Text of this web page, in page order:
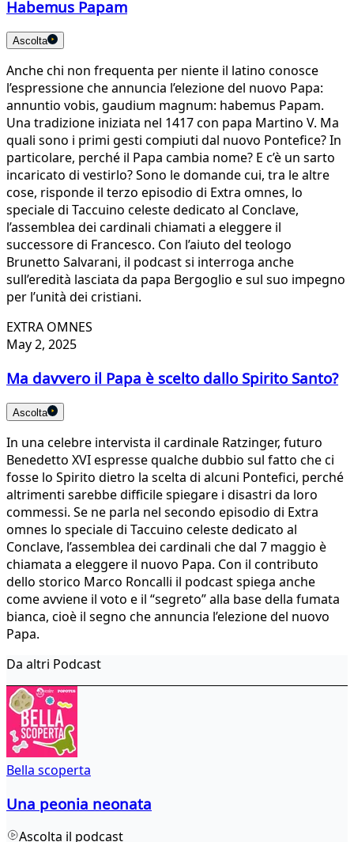
Habemus Papam
Ascolta
Anche chi non frequenta per niente il latino conosce
l’espressione che annuncia l’elezione del nuovo Papa:
annuntio vobis, gaudium magnum: habemus Papam.
Una tradizione iniziata nel 1417 con papa Martino V. Ma
quali sono i primi gesti compiuti dal nuovo Pontefice? In
particolare, perché il Papa cambia nome? E c’è un sarto
incaricato di vestirlo? Sono le domande cui, tra le altre
cose, risponde il terzo episodio di Extra omnes, lo
speciale di Taccuino celeste dedicato al Conclave,
l’assemblea dei cardinali chiamati a eleggere il
successore di Francesco. Con l’aiuto del teologo
Brunetto Salvarani, il podcast si interroga anche
sull’eredità lasciata da papa Bergoglio e sul suo impegno
per l’unità dei cristiani.
EXTRA OMNES
May 2, 2025
Ma davvero il Papa è scelto dallo Spirito Santo?
Ascolta
In una celebre intervista il cardinale Ratzinger, futuro
Benedetto XVI espresse qualche dubbio sul fatto che ci
fosse lo Spirito dietro la scelta di alcuni Pontefici, perché
altrimenti sarebbe difficile spiegare i disastri da loro
commessi. Se ne parla nel secondo episodio di Extra
omnes lo speciale di Taccuino celeste dedicato al
Conclave, l’assemblea dei cardinali che dal 7 maggio è
chiamata a eleggere il nuovo Papa. Con il contributo
dello storico Marco Roncalli il podcast spiega anche
come avviene il voto e il “segreto” alla base della fumata
bianca, cioè il segno che annuncia l’elezione del nuovo
Papa.
Da altri Podcast
Bella scoperta
Una peonia neonata
Ascolta il podcast